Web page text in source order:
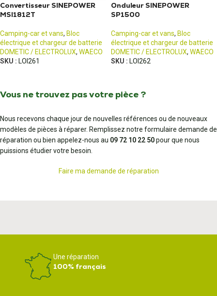
Convertisseur SINEPOWER
MSI1812T
Camping-car et vans, Bloc
électrique et chargeur de batterie
DOMETIC / ELECTROLUX, WAECO
SKU : LOI261
Onduleur SINEPOWER
SP1500
Camping-car et vans, Bloc
électrique et chargeur de batterie
DOMETIC / ELECTROLUX, WAECO
SKU : LOI262
Vous ne trouvez pas votre pièce ?
Nous recevons chaque jour de nouvelles références ou de nouveaux
modèles de pièces à réparer. Remplissez notre formulaire demande de
réparation ou bien appelez-nous au 09 72 10 22 50pour que nous
puissions étudier votre besoin.
Faire ma demande de réparation
Une réparation
100% français